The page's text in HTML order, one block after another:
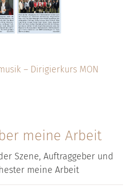
– Dirigierkurs MON
meine Arbeit
Szene, Auftraggeber und
meine Arbeit